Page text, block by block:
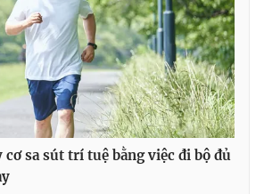
cơ sa sút trí tuệ bằng việc đi bộ đủ